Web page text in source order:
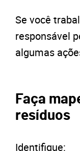
Se você
responsável
algumas
Faça
resíduos
Identifique: